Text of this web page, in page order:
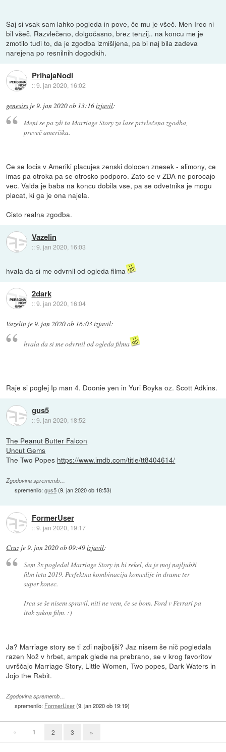
Saj si vsak sam lahko pogleda in pove, če mu je všeč. Men Irec ni
bil všeč. Razvlečeno, dolgočasno, brez tenzij.. na koncu me je
zmotilo tudi to, da je zgodba izmišljena, pa bi naj bila zadeva
narejena po resnilnih dogodkih.
PrihajaNodi
::9. jan 2020, 16:02
genesiss je9. jan 2020 ob 13:16izjavil:
Meni se pa zdi ta Marriage Story za lase privlečena zgodba,
preveč ameriška.
Ce se locis v Ameriki placujes zenski dolocen znesek - alimony, ce
imas pa otroka pa se otrosko podporo. Zato se v ZDA ne porocajo
vec. Valda je baba na koncu dobila vse, pa se odvetnika je mogu
placat, ki ga je ona najela.
Cisto realna zgodba.
Vazelin
::9. jan 2020, 16:03
hvala da si me odvrnil od ogleda filma
2dark
::9. jan 2020, 16:04
Vazelin je 9. jan 2020 ob 16:03izjavil:
hvala da si me odvrnil od ogleda filma
Raje si poglej Ip man 4. Doonie yen in Yuri Boyka oz. Scott Adkins.
gus5
::9. jan 2020, 18:52
The Peanut Butter Falcon
Uncut Gems
The Two Popes https://www.imdb.com/title/tt8404614/
Zgodovina sprememb…
spremenilo:gus5(9. jan 2020 ob 18:53)
FormerUser
::9. jan 2020, 19:17
Cruz je9. jan 2020 ob 09:49izjavil:
Sem 3x pogledal Marriage Story in bi rekel, da je moj najljubši
film leta 2019. Perfektna kombinacija komedije in drame ter
super konec.
Irca se še nisem spravil, niti ne vem, če se bom. Ford v Ferrari pa
itak zakon film. :)
Ja? Marriage story se ti zdi najboljši? Jaz nisem še nič pogledala
razen Nož v hrbet, ampak glede na prebrano, se v krog favoritov
uvrščajo Marriage Story, Little Women, Two popes, Dark Waters in
Jojo the Rabit.
Zgodovina sprememb…
spremenilo: FormerUser(9. jan 2020 ob 19:19)
« 1 2 3 »